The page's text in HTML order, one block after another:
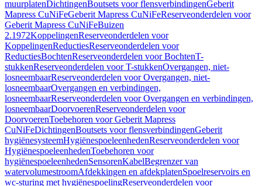
muurplatenDichtingenBoutsets voor flensverbindingenGeberit
Mapress CuNiFeGeberit Mapress CuNiFeReserveonderdelen voor
Geberit Mapress CuNiFeBuizen
2.1972KoppelingenReserveonderdelen voor
KoppelingenReductiesReserveonderdelen voor
ReductiesBochtenReserveonderdelen voor BochtenT-
stukkenReserveonderdelen voor T-stukkenOvergangen, niet-
losneembaarReserveonderdelen voor Overgangen, niet-
losneembaarOvergangen en verbindingen,
losneembaarReserveonderdelen voor Overgangen en verbindingen,
losneembaarDoorvoerenReserveonderdelen voor
DoorvoerenToebehoren voor Geberit Mapress
CuNiFeDichtingenBoutsets voor flensverbindingenGeberit
hygiënesysteemHygiënespoeleenhedenReserveonderdelen voor
HygiënespoeleenhedenToebehoren voor
hygiënespoeleenhedenSensorenKabelBegrenzer van
watervolumestroomAfdekkingen en afdekplatenSpoelreservoirs en
wc-sturing met hygiënespoelingReserveonderdelen voor